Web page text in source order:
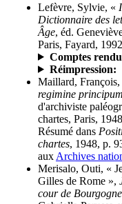
Lefèvre, Sylvie, «
Dictionnaire des
Âge, éd.
Paris, Fayard,
Comptes
Réimpression:
Maillard, François,
regimine
d'archiviste
chartes, Paris,
Résumé dans
chartes, 1948, p.
aux Archives
Merisalo, Outi, «
Gilles de Rome »,
cour de Bourgogne